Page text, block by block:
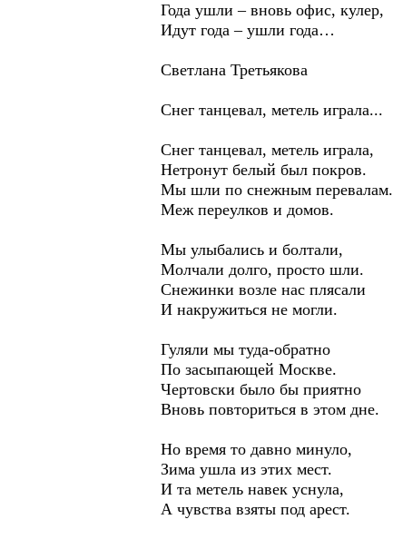
Года ушли – вновь офис, кулер,
Идут года – ушли года…
Светлана Третьякова
Снег танцевал, метель играла...
Снег танцевал, метель играла,
Нетронут белый был покров.
Мы шли по снежным перевалам.
Меж переулков и домов.
Мы улыбались и болтали,
Молчали долго, просто шли.
Снежинки возле нас плясали
И накружиться не могли.
Гуляли мы туда-обратно
По засыпающей Москве.
Чертовски было бы приятно
Вновь повториться в этом дне.
Но время то давно минуло,
Зима ушла из этих мест.
И та метель навек уснула,
А чувства взяты под арест.